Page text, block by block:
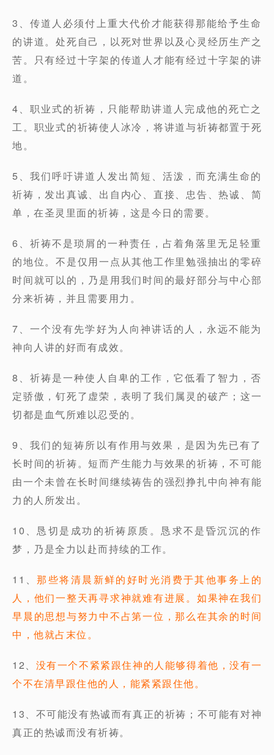
3、传道人必须付上重大代价才能获得那能给予生命
的讲道。处死自己，以死对世界以及心灵经历生产之
苦。只有经过十字架的传道人才能有经过十字架的讲
道。
4、职业式的祈祷，只能帮助讲道人完成他的死亡之
工。职业式的祈祷使人冰冷，将讲道与祈祷都置于死
地。
5、我们呼吁讲道人发出简短、活泼，而充满生命的
祈祷，发出真诚、出自内心、直接、忠告、热诚、简
单，在圣灵里面的祈祷，这是今日的需要。
6、祈祷不是琐屑的一种责任，占着角落里无足轻重
的地位。不是仅用一点从其他工作里勉强抽出的零碎
时间就可以的，乃是用我们时间的最好部分与中心部
分来祈祷，并且需要用力。
7、一个没有先学好为人向神讲话的人，永远不能为
神向人讲的好而有成效。
8、祈祷是一种使人自卑的工作，它低看了智力，否
定骄傲，钉死了虚荣，表明了我们属灵的破产；这一
切都是血气所难以忍受的。
9、我们的短祷所以有作用与效果，是因为先已有了
长时间的祈祷。短而产生能力与效果的祈祷，不可能
由一个未曾在长时间继续祷告的强烈挣扎中向神有能
力的人所发出。
10、恳切是成功的祈祷原质。恳求不是昏沉沉的作
梦，乃是全力以赴而持续的工作。
11、那些将清晨新鲜的好时光消费于其他事务上的
人，他们一整天再寻求神就难有进展。如果神在我们
早晨的思想与努力中不占第一位，那么在其余的时间
中，他就占末位。
12、 没有一个不紧紧跟住神的人能够得着他，没有一
个不在清早跟住他的人，能紧紧跟住他。
13、不可能没有热诚而有真正的祈祷；不可能有对神
真正的热诚而没有祈祷。